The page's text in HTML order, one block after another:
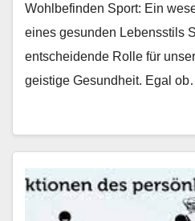
Wohlbefinden Sport: Ein
eines gesunden Lebensstils
entscheidende Rolle für
geistige Gesundheit. Egal